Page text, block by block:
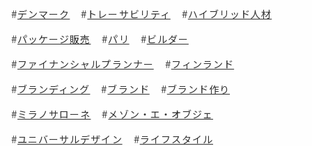
デンマーク トレーサビリティ ハイブリッド人材
パッケージ販売 パリ ビルダー
ファイナンシャルプランナー フィンランド
ブランディング ブランド ブランド作り
ミラノサローネ メゾン・エ・オブジェ
ユニバーサルデザイン ライフスタイル